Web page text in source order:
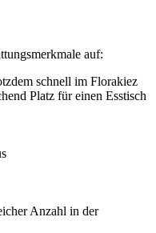
auf:
schnell im Florakiez
Platz für einen Esstisch
Anzahl in der